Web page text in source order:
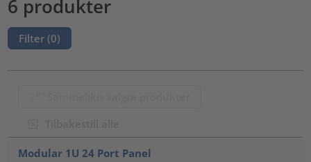
6 produkter
Filter (0)
Modular 1U 24 Port Panel